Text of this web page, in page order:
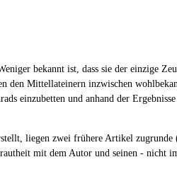
bekannt ist, dass sie der einzige
den Mittellateinern inzwischen
einzubetten und anhand der
liegen zwei frühere Artikel zugrunde
mit dem Autor und seinen - nicht